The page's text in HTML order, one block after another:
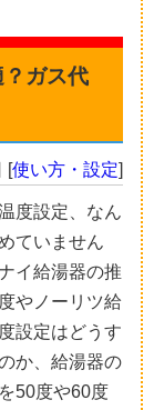
ガス代
[使い方・設定]
度設定、なん
ていません
イ給湯器の推
やノーリツ給
設定はどうす
か、給湯器の
50度や60度